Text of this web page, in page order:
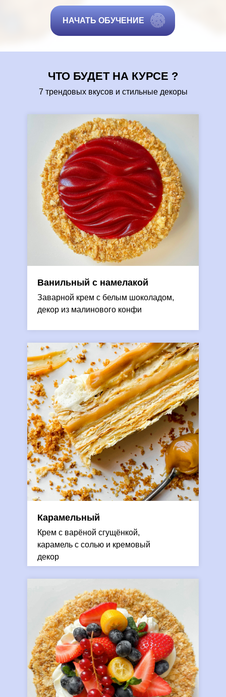
НАЧАТЬ ОБУЧЕНИЕ
ЧТО БУДЕТ НА КУРСЕ ?
Ванильный с намелакой
Заварной крем с белым шоколадом,
декор из малинового конфи
Карамельный
Крем с варёной сгущёнкой,
карамель с солью и кремовый
декор
7 трендовых вкусов и стильные декоры